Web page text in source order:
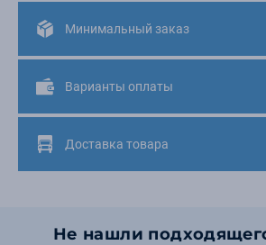
Минимальный заказ
Варианты оплаты
Доставка товара
Не нашли